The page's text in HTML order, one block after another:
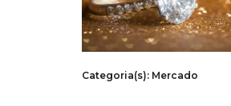
Categoria(s): Mercado